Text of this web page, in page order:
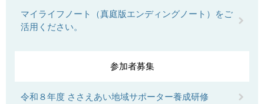
マイライフノート（真庭版エンディングノート）をご
活用ください。
参加者募集
令和８年度 ささえあい地域サポーター養成研修